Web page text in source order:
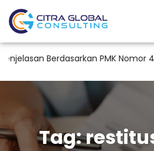
Berdasarkan PMK Nomor 44
Tag: